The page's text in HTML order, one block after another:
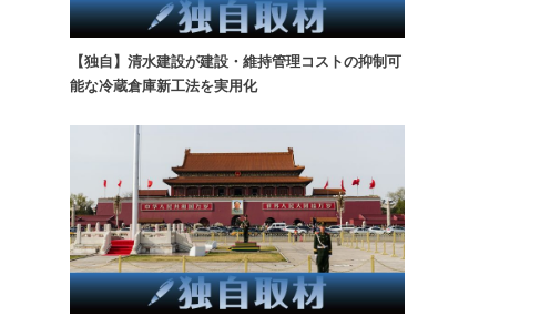
【独自】清水建設が建設・維持管理コストの抑制可
能な冷蔵倉庫新工法を実用化